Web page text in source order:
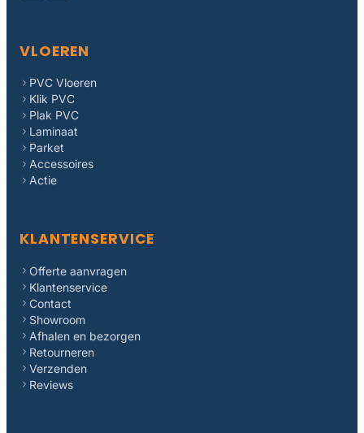
VLOEREN
PVC Vloeren
Klik PVC
Plak PVC
Laminaat
Parket
Accessoires
Actie
KLANTENSERVICE
Offerte aanvragen
Klantenservice
Contact
Showroom
Afhalen en bezorgen
Retourneren
Verzenden
Reviews